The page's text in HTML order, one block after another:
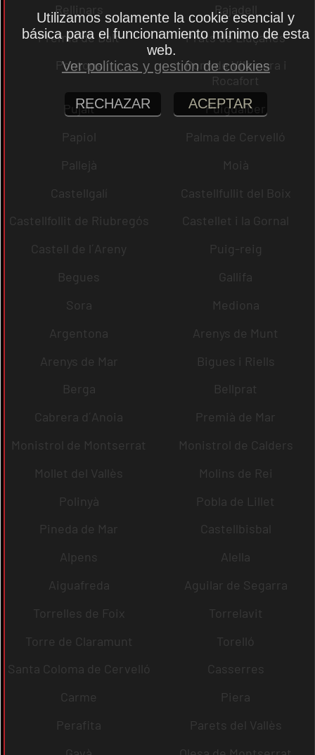
Rellinars
Rajadell
Premià de Dalt
Prats de Lluçanès
Pontons
Pont de Vilomara i
Rocafort
Pujalt
Puigdàlber
Papiol
Palma de Cervelló
Pallejà
Moià
Castellgalí
Castellfullit del Boix
Castellfollit de Riubregós
Castellet i la Gornal
Castell de l´Areny
Puig-reig
Begues
Gallifa
Sora
Mediona
Argentona
Arenys de Munt
Arenys de Mar
Bigues i Riells
Berga
Bellprat
Cabrera d´Anoia
Premià de Mar
Monistrol de Montserrat
Monistrol de Calders
Mollet del Vallès
Molins de Rei
Polinyà
Pobla de Lillet
Pineda de Mar
Castellbisbal
Alpens
Alella
Aiguafreda
Aguilar de Segarra
Torrelles de Foix
Torrelavit
Torre de Claramunt
Torelló
Santa Coloma de Cervelló
Casserres
Carme
Piera
Perafita
Parets del Vallès
Utilizamos solamente la cookie esencial y
básica para el funcionamiento mínimo de esta
web.
Ver políticas y gestión de cookies
RECHAZAR ACEPTAR